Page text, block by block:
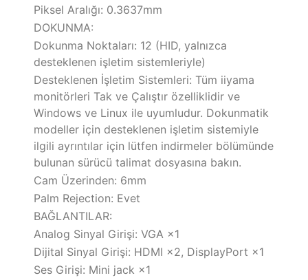
Piksel Aralığı: 0.3637mm
DOKUNMA:
Dokunma Noktaları: 12 (HID, yalnızca
desteklenen işletim sistemleriyle)
Desteklenen İşletim Sistemleri: Tüm iiyama
monitörleri Tak ve Çalıştır özelliklidir ve
Windows ve Linux ile uyumludur. Dokunmatik
modeller için desteklenen işletim sistemiyle
ilgili ayrıntılar için lütfen indirmeler bölümünde
bulunan sürücü talimat dosyasına bakın.
Cam Üzerinden: 6mm
Palm Rejection: Evet
BAĞLANTILAR:
Analog Sinyal Girişi: VGA ×1
Dijital Sinyal Girişi: HDMI ×2, DisplayPort ×1
Ses Girişi: Mini jack ×1